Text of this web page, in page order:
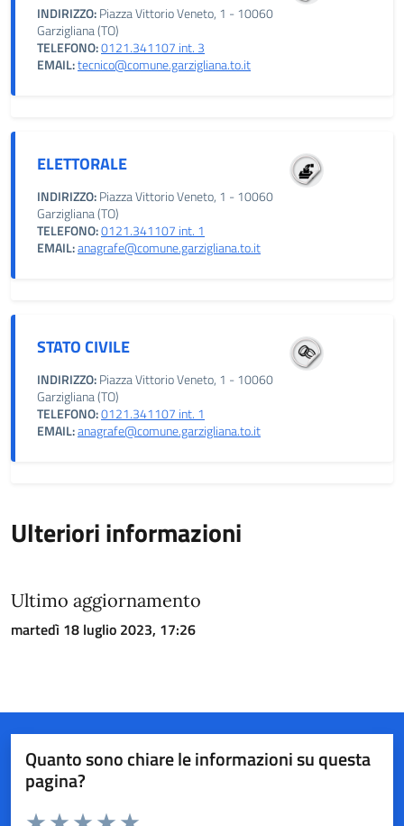
INDIRIZZO:Piazza Vittorio Veneto, 1 - 10060
Garzigliana (TO)
TELEFONO:0121.341107 int. 3
EMAIL:tecnico@comune.garzigliana.to.it
ELETTORALE
INDIRIZZO:Piazza Vittorio Veneto, 1 - 10060
Garzigliana (TO)
TELEFONO:0121.341107 int. 1
EMAIL:anagrafe@comune.garzigliana.to.it
STATO CIVILE
INDIRIZZO:Piazza Vittorio Veneto, 1 - 10060
Garzigliana (TO)
TELEFONO:0121.341107 int. 1
EMAIL:anagrafe@comune.garzigliana.to.it
Ulteriori informazioni
Ultimo aggiornamento
martedì 18 luglio 2023, 17:26
Quanto sono chiare le informazioni su questa
pagina?
Valuta da 1 a 5 stelle la pagina